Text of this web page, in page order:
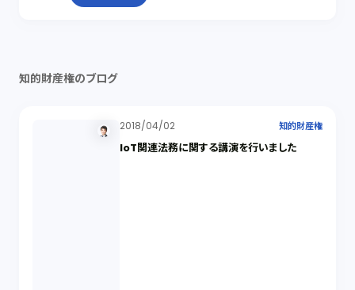
知的財産権のブログ
2018/04/02 知的財産権
IoT関連法務に関する講演を行いました